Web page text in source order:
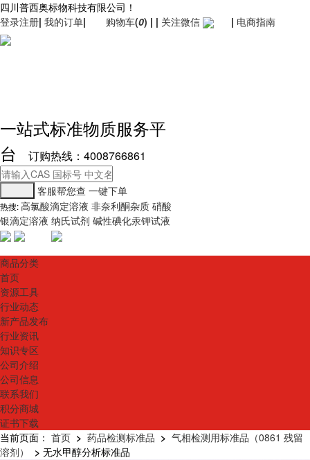
四川普西奥标物科技有限公司！
登录注册| 我的订单| 购物车(0) | | 关注微信 | 电商指南
一站式标准物质服务平
台
订购热线：4008766861
客服帮您查 一键下单
热搜:高氯酸滴定溶液 非奈利酮杂质 硝酸
银滴定溶液 纳氏试剂 碱性碘化汞钾试液
商品分类
首页
资源工具
行业动态
新产品发布
行业资讯
知识专区
公司介绍
公司信息
联系我们
积分商城
证书下载
当前页面： 首页 > 药品检测标准品 > 气相检测用标准品（0861 残留
溶剂）
> 无水甲醇分析标准品